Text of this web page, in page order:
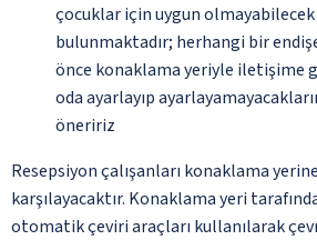
çocuklar için uygun
bulunmaktadır; herhangi bir
önce konaklama yeriyle iletişime
oda ayarlayıp
öneririz
Resepsiyon çalışanları konaklama
karşılayacaktır. Konaklama yeri
otomatik çeviri araçları kullanılarak